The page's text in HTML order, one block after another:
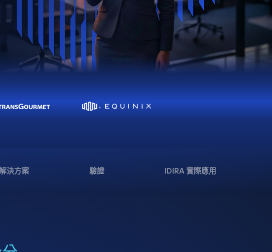
決方案 驗證 IDIRA 實際應用